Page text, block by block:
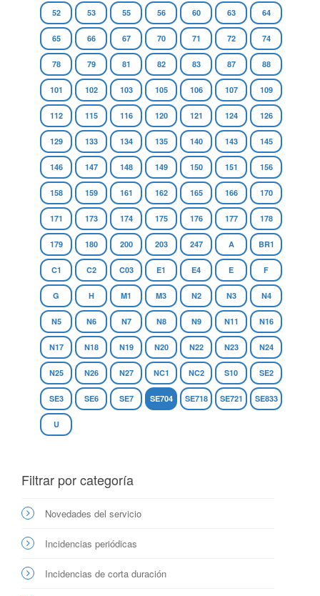
52 53 55 56 60 63 64
65 66 67 70 71 72 74
78 79 81 82 83 87 88
101 102 103 105 106 107 109
112 115 116 120 121 124 126
129 133 134 135 140 143 145
146 147 148 149 150 151 156
158 159 161 162 165 166 170
171 173 174 175 176 177 178
179 180 200 203 247 A BR1
C1 C2 C03 E1 E4 E F
G H M1 M3 N2 N3 N4
N5 N6 N7 N8 N9 N11 N16
N17 N18 N19 N20 N22 N23 N24
N25 N26 N27 NC1 NC2 S10 SE2
SE3 SE6 SE7 SE704 SE718 SE721 SE833
U
Filtrar por categoría
Novedades del servicio
Incidencias periódicas
Incidencias de corta duración